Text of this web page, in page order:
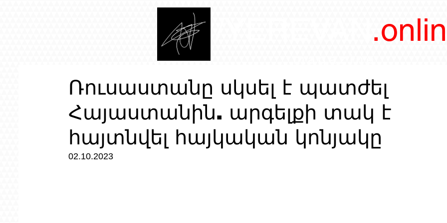
Ռուսաստանը սկսել է պատժել
Հայաստանին. արգելքի տակ է
հայտնվել հայկական կոնյակը
02.10.2023